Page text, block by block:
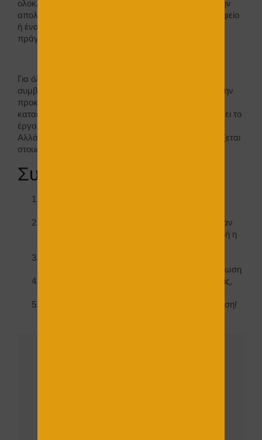
ολοκλήρωση της κατασκευής και κατ’ επέκταση να μην
απολαμβάνουμε ένα απλό σπιτάκι , ή ένα απλό γραφείο
ή ένα απλό χώρο όπου θα εξυπηρετεί συγκεκριμένα
πράγματα για καθορισμένο χρονικό διάστημα .
Για όλα τα παραπάνω υπάρχουν λύσεις και στη
συμβατική κατασκευή αλλά και πολύ περισσότερο στην
προκάτ κατασκευή. Στην περίπτωση της συμβατικής
κατασκευής, καλό είναι ο
ο οποίος θα αναλάβει το
έργο, να γνωρίζει καλά την τεχνολογία των υλικών.
Αλλά και ο
να γνωρίζει και να προσαρμόζεται
στους νομοθετημένους και πολεοδομικούς κανόνες.
Συμπεράσματα :
Οικονομικά όλα έρχονται “στα ίδια¨, εκτός και εάν
θέλεις να μειώσεις αρκετά την ποιότητα , δηλαδή η
γλυτώνεις ούτε στην μία ούτε στην άλλη περίπτωση
που πάει όπου θέλεις,
Το προκάτ δεν κάθεται στον αέρα ! θέλει και βάση!